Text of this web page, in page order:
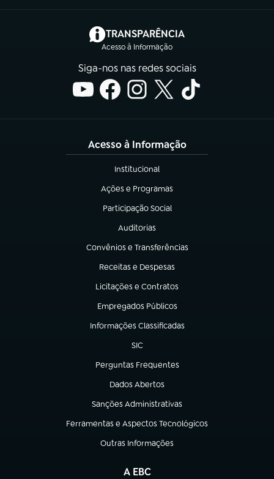
TRANSPARÊNCIA
Acesso à Informação
(abre em nova aba)
Siga-nos nas redes sociais
Acesso à Informação
Institucional
(abre em nova aba)
Ações e Programas
(abre em nova aba)
Participação Social
(abre em nova aba)
Auditorias
(abre em nova aba)
Convênios e Transferências
(abre em nova aba)
Receitas e Despesas
(abre em nova aba)
Licitações e Contratos
(abre em nova aba)
Empregados Públicos
(abre em nova aba)
Informações Classificadas
(abre em nova aba)
SIC
(abre em nova aba)
Perguntas Frequentes
(abre em nova aba)
Dados Abertos
(abre em nova aba)
Sanções Administrativas
(abre em nova aba)
Ferramentas e Aspectos Tecnológicos
(abre em nova aba)
Outras Informações
(abre em nova aba)
A EBC